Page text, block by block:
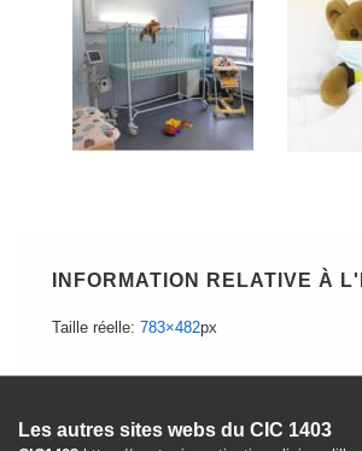
INFORMATION RELATIVE À
Taille réelle: 783×482px
Les autres sites webs du CIC 1403